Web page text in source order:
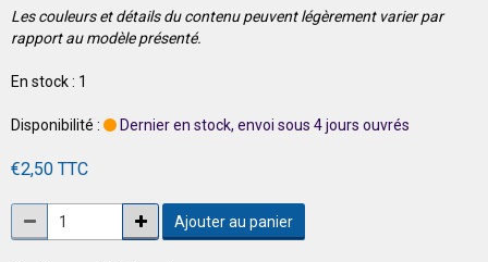
Les couleurs et détails du contenu peuvent légèrement varier par
rapport au modèle présenté.
En stock : 1
Disponibilité : Dernier en stock, envoi sous 4 jours ouvrés
€2,50 TTC
Ajouter au panier